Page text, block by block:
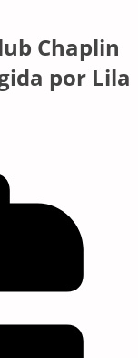
Chaplin
por Lila